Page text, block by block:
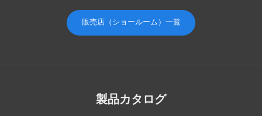
販売店（ショールーム）一覧
製品カタログ